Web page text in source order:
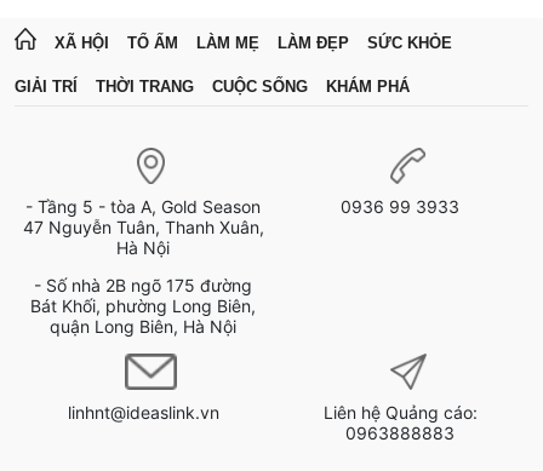
XÃ HỘI TỔ ẤM LÀM MẸ LÀM ĐẸP SỨC KHỎE
GIẢI TRÍ THỜI TRANG CUỘC SỐNG KHÁM PHÁ
- Tầng 5 - tòa A, Gold Season
47 Nguyễn Tuân, Thanh Xuân,
Hà Nội
- Số nhà 2B ngõ 175 đường
Bát Khối, phường Long Biên,
quận Long Biên, Hà Nội
0936 99 3933
linhnt@ideaslink.vn
Liên hệ Quảng cáo:
0963888883